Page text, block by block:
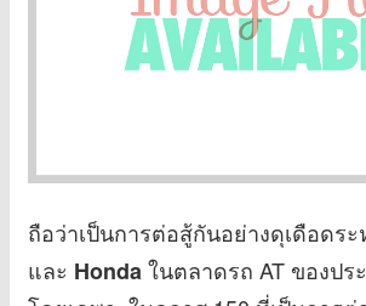
ถือว่าเป็นการต่อสู้กันอย่างดุเดือดระ
และ Hondaในตลาดรถ AT ของปร